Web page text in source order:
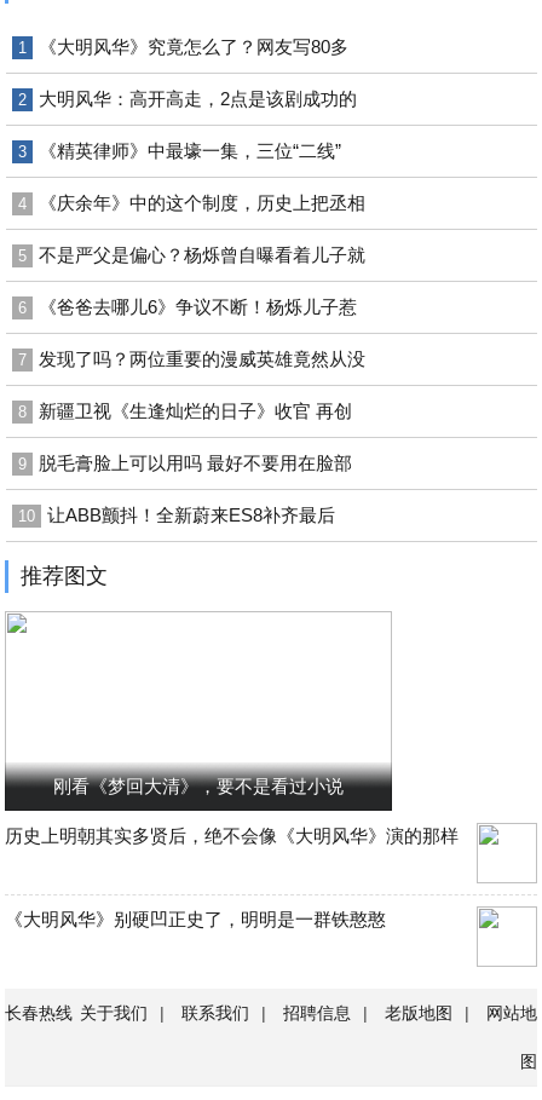
1 《大明风华》究竟怎么了？网友写80多
2 大明风华：高开高走，2点是该剧成功的
3 《精英律师》中最壕一集，三位“二线”
4 《庆余年》中的这个制度，历史上把丞相
5 不是严父是偏心？杨烁曾自曝看着儿子就
6 《爸爸去哪儿6》争议不断！杨烁儿子惹
7 发现了吗？两位重要的漫威英雄竟然从没
8 新疆卫视《生逢灿烂的日子》收官 再创
9 脱毛膏脸上可以用吗 最好不要用在脸部
10 让ABB颤抖！全新蔚来ES8补齐最后
推荐图文
刚看《梦回大清》，要不是看过小说
历史上明朝其实多贤后，绝不会像《大明风华》演的那样
《大明风华》别硬凹正史了，明明是一群铁憨憨
长春热线 关于我们 | 联系我们 | 招聘信息 | 老版地图 | 网站地
图